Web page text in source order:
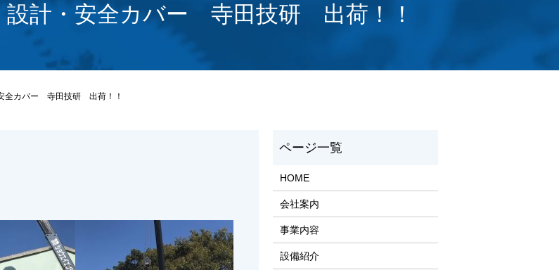
設計・安全カバー 寺田技研 出荷！！
全カバー 寺田技研 出荷！！
HOME
会社案内
事業内容
設備紹介